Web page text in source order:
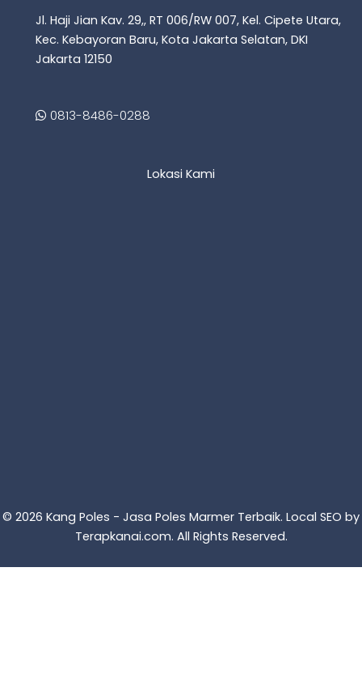
Jl. Haji Jian Kav. 29,, RT 006/RW 007, Kel. Cipete Utara,
Kec. Kebayoran Baru, Kota Jakarta Selatan, DKI
Jakarta 12150
0813-8486-0288
Lokasi Kami
© 2026 Kang Poles - Jasa Poles Marmer Terbaik. Local SEO by
Terapkanai.com. All Rights Reserved.